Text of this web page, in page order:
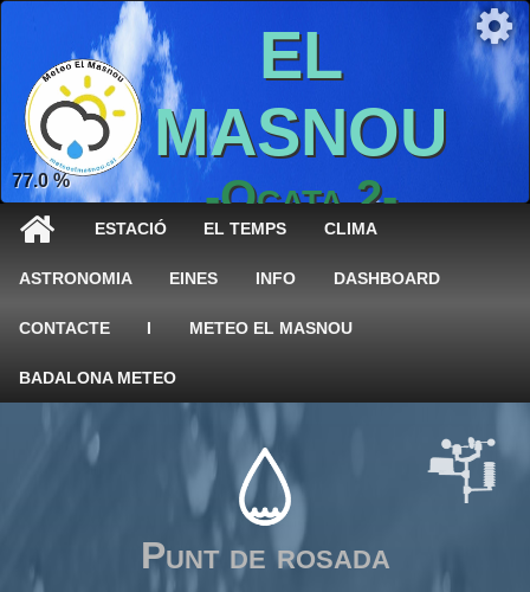
77.0 %
EL
MASNOU
-Ocata 2-
ESTACIÓ EL TEMPS CLIMA
ASTRONOMIA EINES INFO DASHBOARD
CONTACTE I METEO EL MASNOU
BADALONA METEO
Punt de rosada